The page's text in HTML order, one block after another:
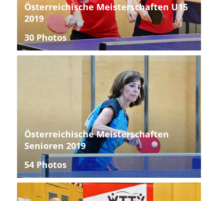
Österreichische Meisterschaften U15
2019
30 Photos
Österreichische Meisterschaften
Senioren 2019
54 Photos